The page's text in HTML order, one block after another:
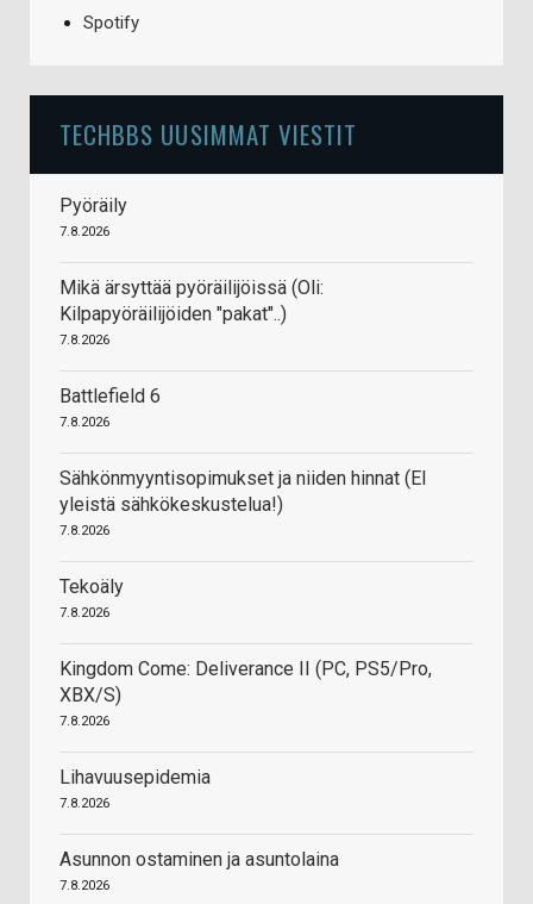
Spotify
TECHBBS UUSIMMAT VIESTIT
Pyöräily
7.8.2026
Mikä ärsyttää pyöräilijöissä (Oli:
Kilpapyöräilijöiden "pakat"..)
7.8.2026
Battlefield 6
7.8.2026
Sähkönmyyntisopimukset ja niiden hinnat (EI
yleistä sähkökeskustelua!)
7.8.2026
Tekoäly
7.8.2026
Kingdom Come: Deliverance II (PC, PS5/Pro,
XBX/S)
7.8.2026
Lihavuusepidemia
7.8.2026
Asunnon ostaminen ja asuntolaina
7.8.2026